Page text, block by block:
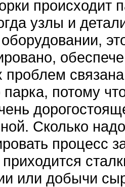
происходит
узлы и
парка, потому
Сколько
процесс
или добычи